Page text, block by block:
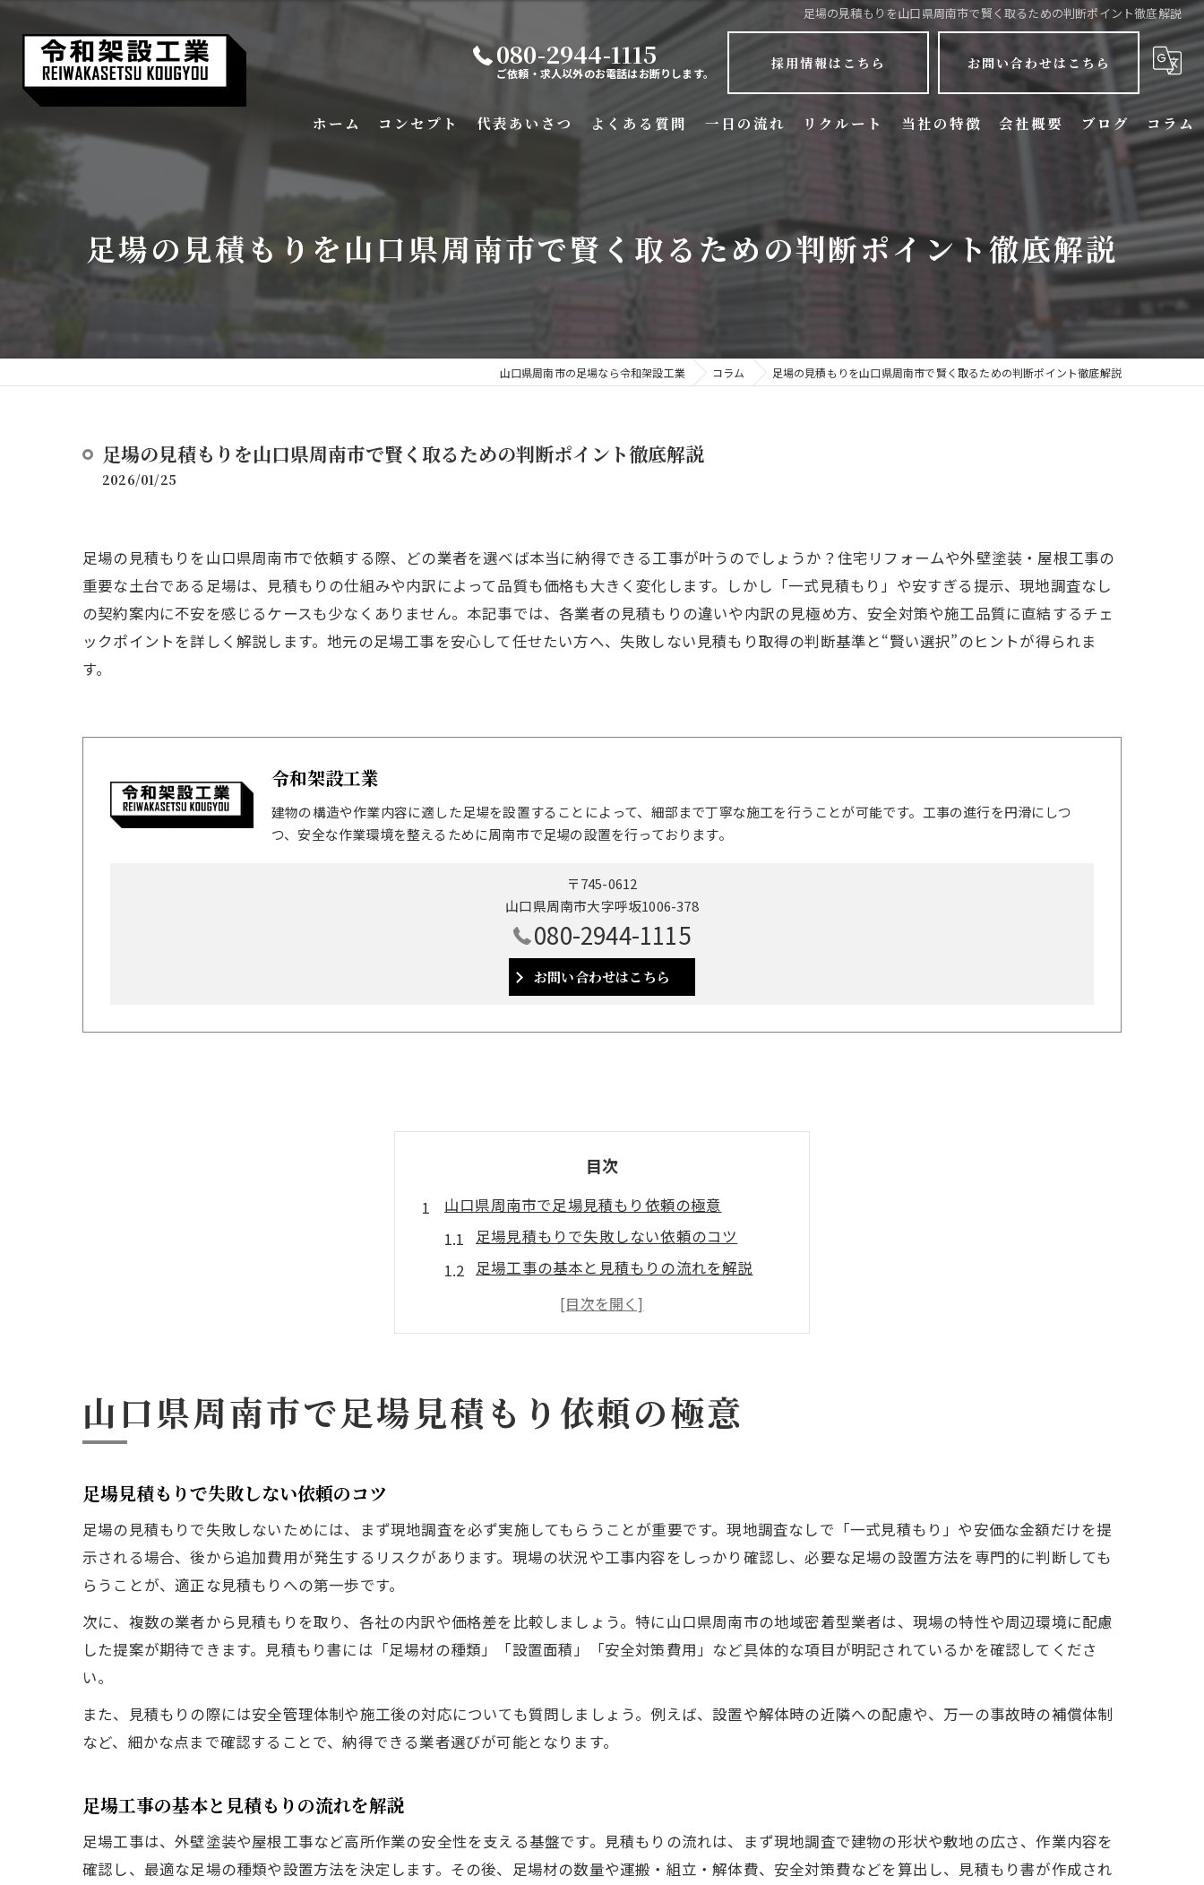
足場の見積もりを山口県周南市で賢く取るための判断ポイント徹底解説
080-2944-1115
ご依頼・求人以外のお電話はお断りします。
採用情報はこちら お問い合わせはこちら
ホーム コンセプト 代表あいさつ よくある質問 一日の流れ リクルート 当社の特徴
新築
マンション
会社概要 ブログ コラム
足場の見積もりを山口県周南市で賢く取るための判断ポイント徹底解説
山口県周南市の足場なら令和架設工業 コラム 足場の見積もりを山口県周南市で賢く取るための判断ポイント徹底解説
足場の見積もりを山口県周南市で賢く取るための判断ポイント徹底解説
2026/01/25
足場の見積もりを山口県周南市で依頼する際、どの業者を選べば本当に納得できる工事が叶うのでしょうか？住宅リフォームや外壁塗装・屋根工事の
重要な土台である足場は、見積もりの仕組みや内訳によって品質も価格も大きく変化します。しかし「一式見積もり」や安すぎる提示、現地調査なし
の契約案内に不安を感じるケースも少なくありません。本記事では、各業者の見積もりの違いや内訳の見極め方、安全対策や施工品質に直結するチェ
ックポイントを詳しく解説します。地元の足場工事を安心して任せたい方へ、失敗しない見積もり取得の判断基準と“賢い選択”のヒントが得られま
す。
令和架設工業
建物の構造や作業内容に適した足場を設置することによって、細部まで丁寧な施工を行うことが可能です。工事の進行を円滑にしつ
つ、安全な作業環境を整えるために周南市で足場の設置を行っております。
〒745-0612
山口県周南市大字呼坂1006-378
080-2944-1115
お問い合わせはこちら
目次
山口県周南市で足場見積もり依頼の極意
足場見積もりで失敗しない依頼のコツ
足場工事の基本と見積もりの流れを解説
周南市の足場工事で比較すべきポイント
安心できる足場業者選びの判断軸
足場工事を安心して任せる選び方
信頼できる足場業者の見分け方とは
安全性重視の足場工事業者選定のコツ
見積もり時に確認したい足場工事の要素
納得できる足場見積もり取得の流れ
見積もり書の項目ごとに比較する重要性
詳細な足場見積もり内訳のチェック方法
足場見積もりの適正価格を見極めるコツ
足場工事の現場確認でわかるポイント
足場設置前の現地調査で得られる安心感
山口県周南市で足場見積もり依頼の極意
足場見積もりで失敗しない依頼のコツ
足場の見積もりで失敗しないためには、まず現地調査を必ず実施してもらうことが重要です。現地調査なしで「一式見積もり」や安価な金額だけを提
示される場合、後から追加費用が発生するリスクがあります。現場の状況や工事内容をしっかり確認し、必要な足場の設置方法を専門的に判断しても
らうことが、適正な見積もりへの第一歩です。
次に、複数の業者から見積もりを取り、各社の内訳や価格差を比較しましょう。特に山口県周南市の地域密着型業者は、現場の特性や周辺環境に配慮
した提案が期待できます。見積もり書には「足場材の種類」「設置面積」「安全対策費用」など具体的な項目が明記されているかを確認してくださ
い。
また、見積もりの際には安全管理体制や施工後の対応についても質問しましょう。例えば、設置や解体時の近隣への配慮や、万一の事故時の補償体制
など、細かな点まで確認することで、納得できる業者選びが可能となります。
足場工事の基本と見積もりの流れを解説
足場工事は、外壁塗装や屋根工事など高所作業の安全性を支える基盤です。見積もりの流れは、まず現地調査で建物の形状や敷地の広さ、作業内容を
確認し、最適な足場の種類や設置方法を決定します。その後、足場材の数量や運搬・組立・解体費、安全対策費などを算出し、見積もり書が作成され